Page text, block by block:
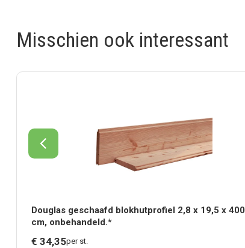
Misschien ook interessant
Douglas geschaafd blokhutprofiel 2,8 x 19,5 x 400
cm, onbehandeld.*
€ 34,35per st.